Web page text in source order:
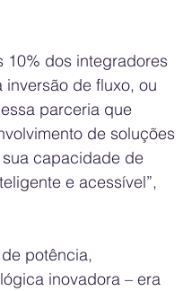
10% dos integradores
de fluxo, ou
parceria que
de soluções
capacidade de
e acessível”,
potência,
inovadora – era